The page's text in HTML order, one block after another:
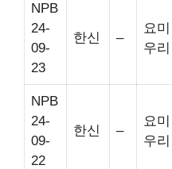
NPB
24-
09-
23
한신 –
요미
우리
NPB
24-
09-
22
한신 –
요미
우리